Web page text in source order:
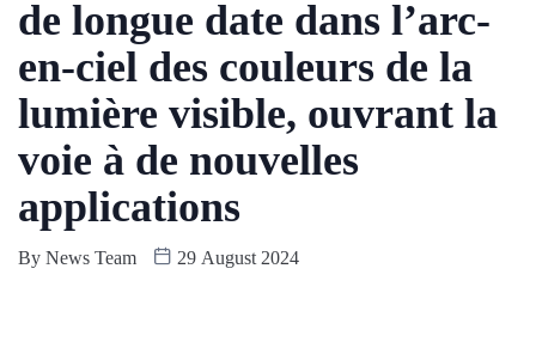
de longue date dans l’arc-
en-ciel des couleurs de la
lumière visible, ouvrant la
voie à de nouvelles
applications
By News Team 29 August 2024